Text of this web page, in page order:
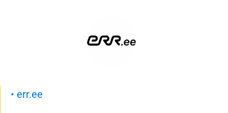
• err.ee